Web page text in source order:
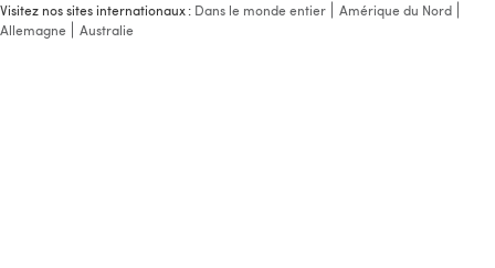
Visitez nos sites internationaux : Dans le monde entier
Amérique du Nord
Allemagne
Australie